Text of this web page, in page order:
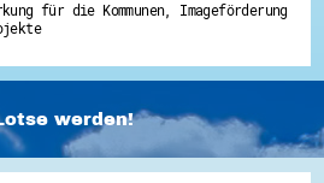
für die Kommunen, Imageförderung
werden!